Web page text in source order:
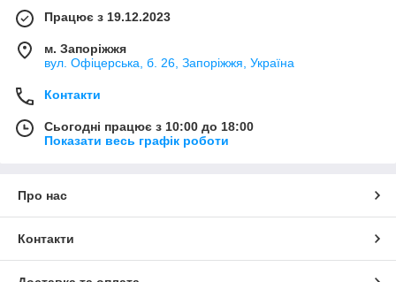
Працює з 19.12.2023
м. Запоріжжя
вул. Офіцерська, б. 26, Запоріжжя, Україна
Контакти
Сьогодні працює з 10:00 до 18:00
Показати весь графік роботи
Про нас
Контакти